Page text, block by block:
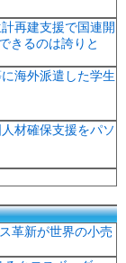
再建支援で国連開
きるのは誇りと
海外派遣した学生
材確保支援をパソ
革新が世界の小売